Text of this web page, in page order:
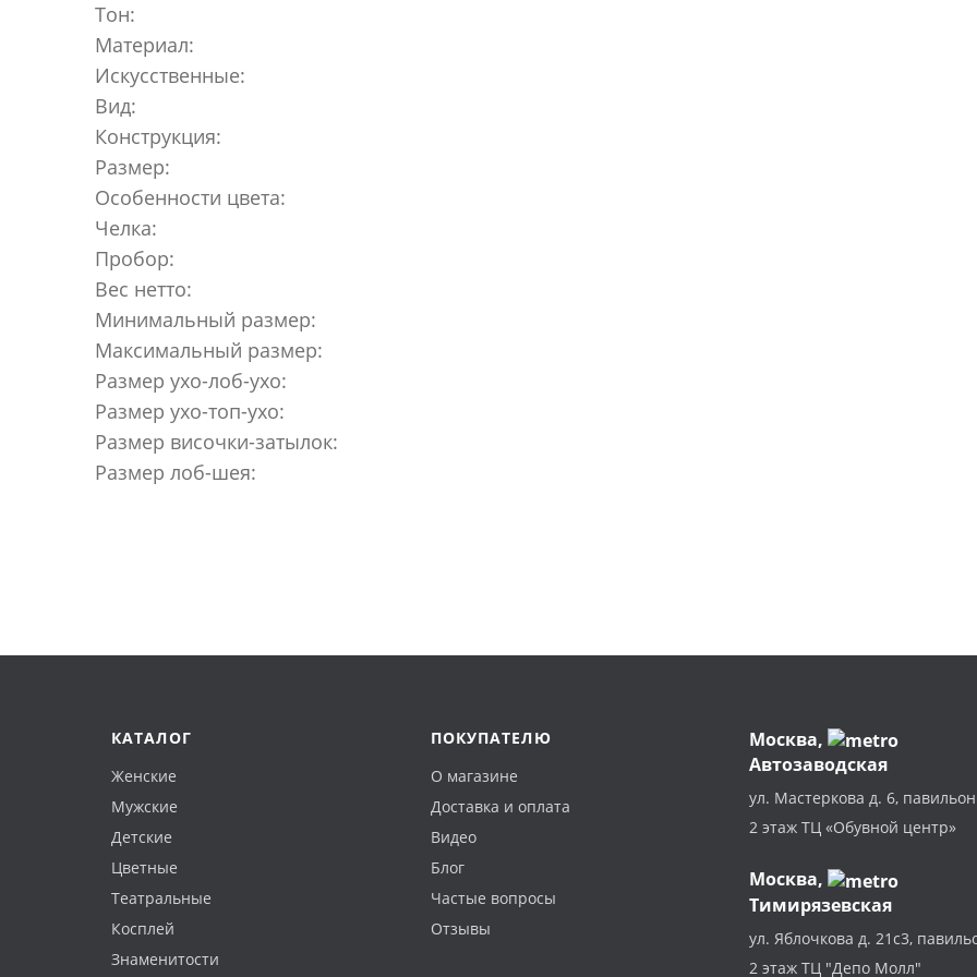
Тон:
Материал:
Искусственные:
Вид:
Конструкция:
Размер:
Особенности цвета:
Челка:
Пробор:
Вес нетто:
Минимальный размер:
Максимальный размер:
Размер ухо-лоб-ухо:
Размер ухо-топ-ухо:
Размер височки-затылок:
Размер лоб-шея:
КАТАЛОГ
Женские
Мужские
Детские
Цветные
Театральные
Косплей
Знаменитости
ПОКУПАТЕЛЮ
О магазине
Доставка и оплата
Видео
Блог
Частые вопросы
Отзывы
Москва,
Автозаводская
ул. Мастеркова д. 6,
2 этаж ТЦ «Обувной центр»
Москва,
Тимирязевская
ул. Яблочкова д. 21с3,
2 этаж ТЦ "Депо Молл"